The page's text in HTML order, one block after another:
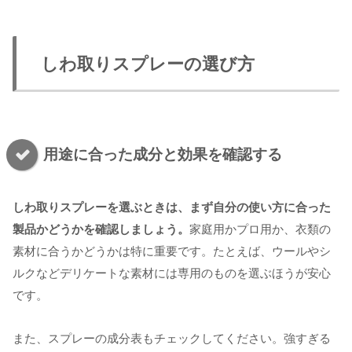
しわ取りスプレーの選び方
用途に合った成分と効果を確認する
しわ取りスプレーを選ぶときは、まず自分の使い方に合った
製品かどうかを確認しましょう。 家庭用かプロ用か、衣類の
素材に合うかどうかは特に重要です。たとえば、ウールやシ
ルクなどデリケートな素材には専用のものを選ぶほうが安心
です。
また、スプレーの成分表もチェックしてください。強すぎる